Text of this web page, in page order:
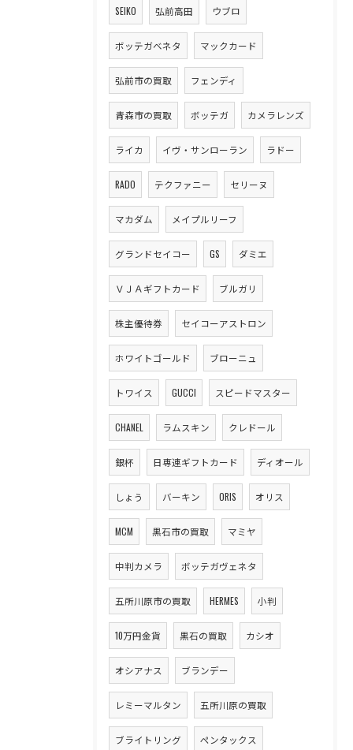
SEIKO 弘前高田 ウブロ
ボッテガベネタ マックカード
弘前市の買取 フェンディ
青森市の買取 ボッテガ カメラレンズ
ライカ イヴ・サンローラン ラドー
RADO テクファニー セリーヌ
マカダム メイプルリーフ
グランドセイコー GS ダミエ
ＶＪＡギフトカード ブルガリ
株主優待券 セイコーアストロン
ホワイトゴールド ブローニュ
トワイス GUCCI スピードマスター
CHANEL ラムスキン クレドール
銀杯 日専連ギフトカード ディオール
しょう バーキン ORIS オリス
MCM 黒石市の買取 マミヤ
中判カメラ ボッテガヴェネタ
五所川原市の買取 HERMES 小判
10万円金貨 黒石の買取 カシオ
オシアナス ブランデー
レミーマルタン 五所川原の買取
ブライトリング ペンタックス